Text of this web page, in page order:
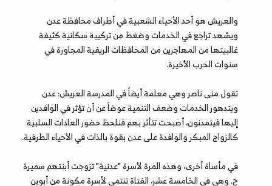
والعريش هو أحد الأحياء الشعبية في أطراف محافظة عدن
ويشهد تراجع في الخدمات وضغط من تركيبة سكانية كثيفة
غالبيتها من المهاجرين من المحافظات الريفية المجاورة في
سنوات الحرب الأخيرة.
تقول منى ناصر وهي معلمة أيضاً في المدرسة العريش: عدن
وبتدهور الخدمات وضعف التنمية عوضاً عن أن تؤثر في الوافدين
إليها فيتمدنون، أصبحت تتأثر بهم فنلحظ حضور العادات السلبية
كالزواج المبكر والوافدة على عدن بقوة بالذات في الأحياء الطرفية.
في مأساة أخرى، وهذه المرة لأسرة "عدنية" تزوجت أبنتهم سميرة
ح. وهي في الخامسة عشر، الفتاة تنتمي لأسرة مكونة من أبوين